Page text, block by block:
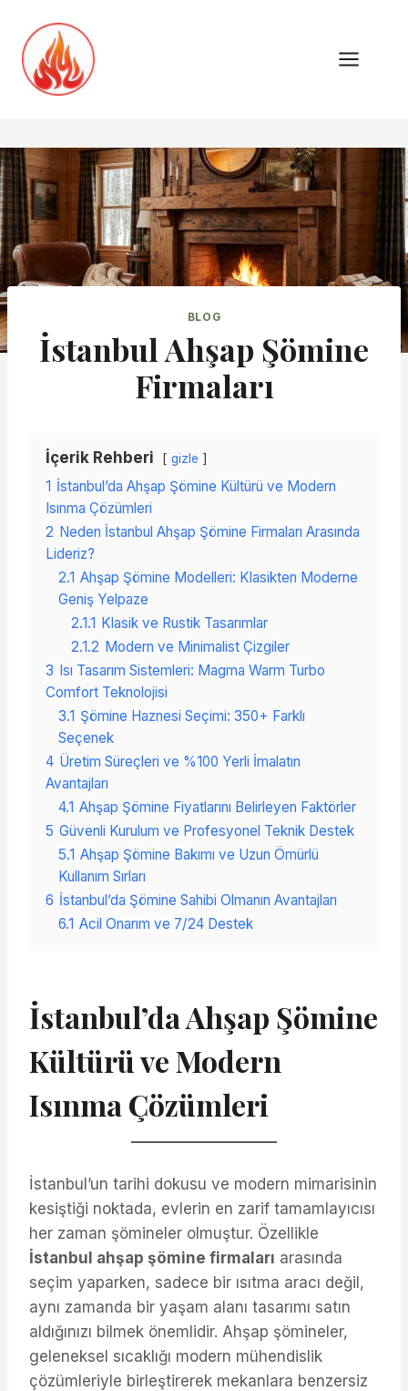
content
BLOG
İstanbul Ahşap Şömine
Firmaları
İçerik Rehberi gizle
1 İstanbul’da Ahşap Şömine Kültürü ve Modern
Isınma Çözümleri
2 Neden İstanbul Ahşap Şömine Firmaları Arasında
Lideriz?
2.1 Ahşap Şömine Modelleri: Klasikten Moderne
Geniş Yelpaze
2.1.1 Klasik ve Rustik Tasarımlar
2.1.2 Modern ve Minimalist Çizgiler
3 Isı Tasarım Sistemleri: Magma Warm Turbo
Comfort Teknolojisi
3.1 Şömine Haznesi Seçimi: 350+ Farklı
Seçenek
4 Üretim Süreçleri ve %100 Yerli İmalatın
Avantajları
4.1 Ahşap Şömine Fiyatlarını Belirleyen Faktörler
5 Güvenli Kurulum ve Profesyonel Teknik Destek
5.1 Ahşap Şömine Bakımı ve Uzun Ömürlü
Kullanım Sırları
6 İstanbul’da Şömine Sahibi Olmanın Avantajları
6.1 Acil Onarım ve 7/24 Destek
İstanbul’da Ahşap Şömine
Kültürü ve Modern
Isınma Çözümleri
İstanbul’un tarihi dokusu ve modern mimarisinin
kesiştiği noktada, evlerin en zarif tamamlayıcısı
her zaman şömineler olmuştur. Özellikle
İstanbul ahşap şömine firmaları arasında
seçim yaparken, sadece bir ısıtma aracı değil,
aynı zamanda bir yaşam alanı tasarımı satın
aldığınızı bilmek önemlidir. Ahşap şömineler,
geleneksel sıcaklığı modern mühendislik
çözümleriyle birleştirerek mekanlara benzersiz